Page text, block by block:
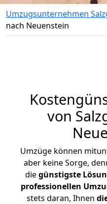
Umzugsunternehmen
nach Neuenstein
von
Umzüge können
aber keine Sorge,
diegünstigste
professionellen
stets daran, Ihnen